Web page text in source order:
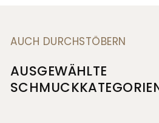
AUCH DURCHSTÖBERN
AUSGEWÄHLTE